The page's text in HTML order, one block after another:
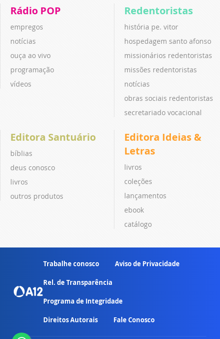
Rádio POP
empregos
notícias
ouça ao vivo
programação
vídeos
Redentoristas
história pe. vitor
hospedagem santo afonso
missionários redentoristas
missões redentoristas
notícias
obras sociais redentoristas
secretariado vocacional
Editora Santuário
bíblias
deus conosco
livros
outros produtos
Editora Ideias &
Letras
livros
coleções
lançamentos
ebook
catálogo
Trabalhe conosco Aviso de Privacidade
Rel. de Transparência
Programa de Integridade
Direitos Autorais Fale Conosco